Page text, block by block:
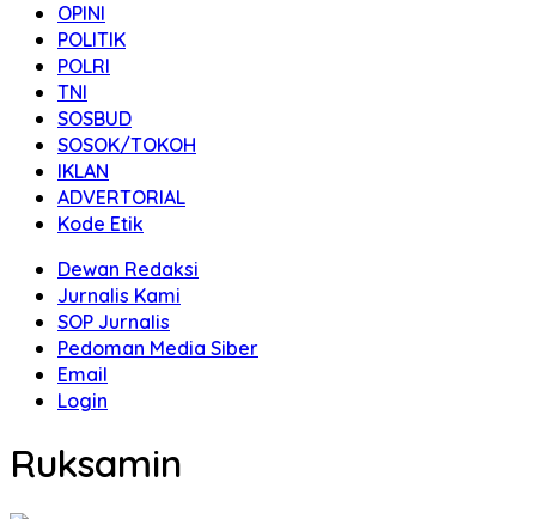
OPINI
POLITIK
POLRI
TNI
SOSBUD
SOSOK/TOKOH
IKLAN
ADVERTORIAL
Kode Etik
Dewan Redaksi
Jurnalis Kami
SOP Jurnalis
Pedoman Media Siber
Email
Login
Ruksamin